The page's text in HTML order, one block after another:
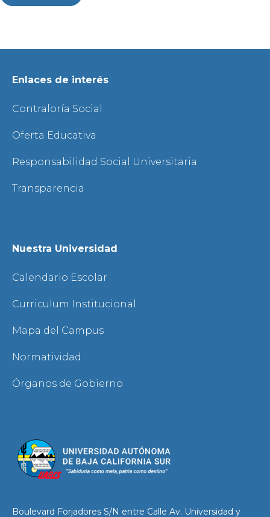
Enlaces de interés
Contraloría Social
Oferta Educativa
Responsabilidad Social Universitaria
Transparencia
Nuestra Universidad
Calendario Escolar
Curriculum Institucional
Mapa del Campus
Normatividad
Órganos de Gobierno
Boulevard Forjadores S/N entre Calle Av. Universidad y